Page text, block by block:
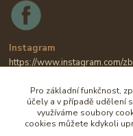
Instagram
https://www.instagram.com/
Pro základní funkčnost,
účely a v případě udělení
využíváme soubory
cookies můžete kdykoli